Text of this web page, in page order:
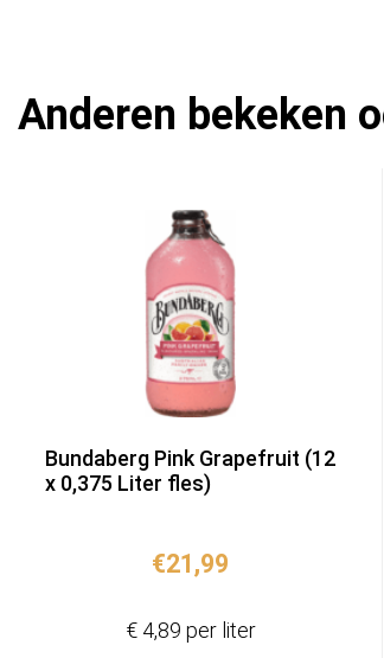
Anderen bekeken
Bundaberg Pink Grapefruit (12
x 0,375 Liter fles)
€21,99
€ 4,89 per liter